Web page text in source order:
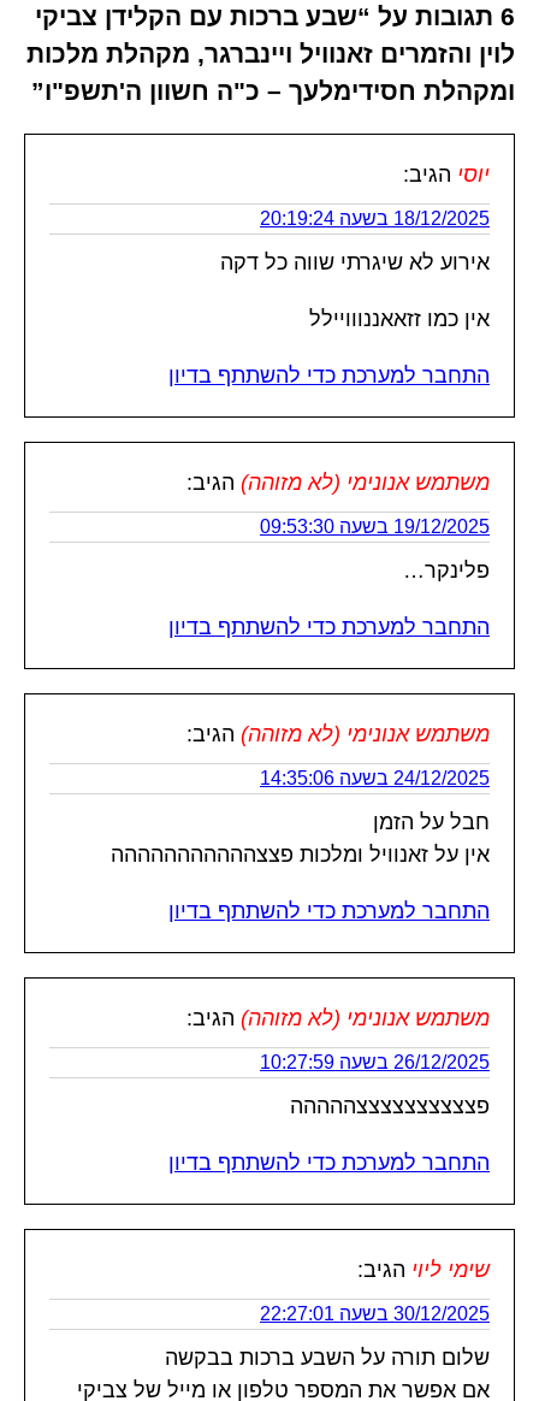
6 תגובות על “שבע ברכות עם הקלידן צביקי
לוין והזמרים זאנוויל ויינברגר, מקהלת מלכות
ומקהלת חסידימלעך – כ"ה חשוון ה'תשפ"ו”
יוסי הגיב:
18/12/2025 בשעה 20:19:24
אירוע לא שיגרתי שווה כל דקה
אין כמו זזאאננווויילל
התחבר למערכת כדי להשתתף בדיון
משתמש אנונימי (לא מזוהה) הגיב:
19/12/2025 בשעה 09:53:30
פלינקר…
התחבר למערכת כדי להשתתף בדיון
משתמש אנונימי (לא מזוהה) הגיב:
24/12/2025 בשעה 14:35:06
חבל על הזמן
אין על זאנוויל ומלכות פצצההההההההההה
התחבר למערכת כדי להשתתף בדיון
משתמש אנונימי (לא מזוהה) הגיב:
26/12/2025 בשעה 10:27:59
פצצצצצצצצצצההההה
התחבר למערכת כדי להשתתף בדיון
שימי ליוי הגיב:
30/12/2025 בשעה 22:27:01
שלום תורה על השבע ברכות בבקשה
אם אפשר את המספר טלפון או מייל של צביקי